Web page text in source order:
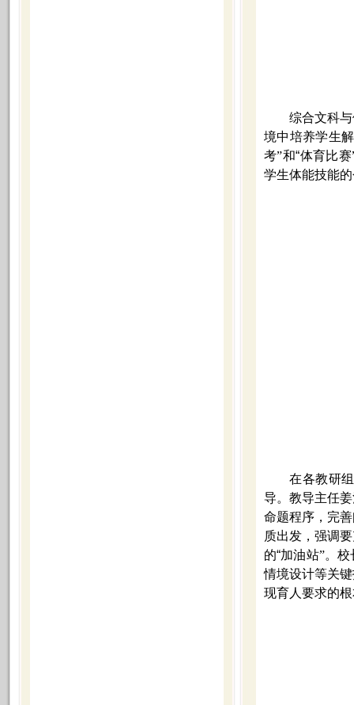
综合文科
境中培养学生
考”和“体育比
学生体能技能
在各教研
导。教导主任
命题程序，完
质出发，强调
的“加油站”。
情境设计等关
现育人要求的